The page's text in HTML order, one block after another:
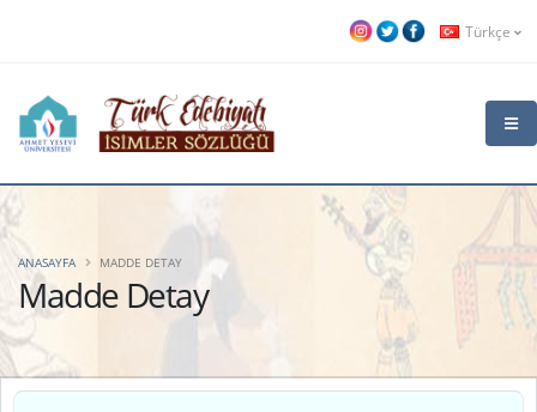
Türkçe
Madde Detay
ANASAYFA MADDE DETAY